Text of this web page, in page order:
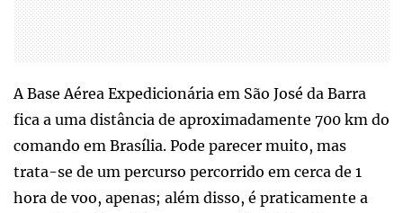
A Base Aérea Expedicionária em São José da Barra
fica a uma distância de aproximadamente 700 km do
comando em Brasília. Pode parecer muito, mas
trata-se de um percurso percorrido em cerca de 1
hora de voo, apenas; além disso, é praticamente a